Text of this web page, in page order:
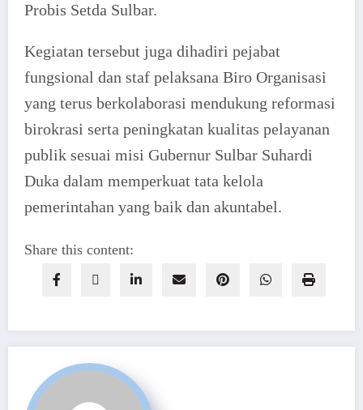
Probis Setda Sulbar.
Kegiatan tersebut juga dihadiri pejabat
fungsional dan staf pelaksana Biro Organisasi
yang terus berkolaborasi mendukung reformasi
birokrasi serta peningkatan kualitas pelayanan
publik sesuai misi Gubernur Sulbar Suhardi
Duka dalam memperkuat tata kelola
pemerintahan yang baik dan akuntabel.
Share this content: